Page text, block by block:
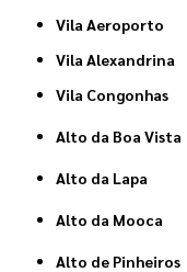
Vila Aeroporto
Vila Alexandrina
Vila Congonhas
Alto da Boa Vista
Alto da Lapa
Alto da Mooca
Alto de Pinheiros